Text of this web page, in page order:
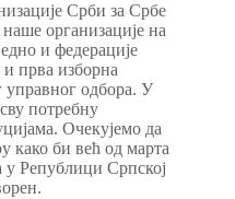
Срби за Србе
организације на
и федерације
прва изборна
управног одбора. У
потребну
Очекујемо да
како би већ од марта
Републици Српској